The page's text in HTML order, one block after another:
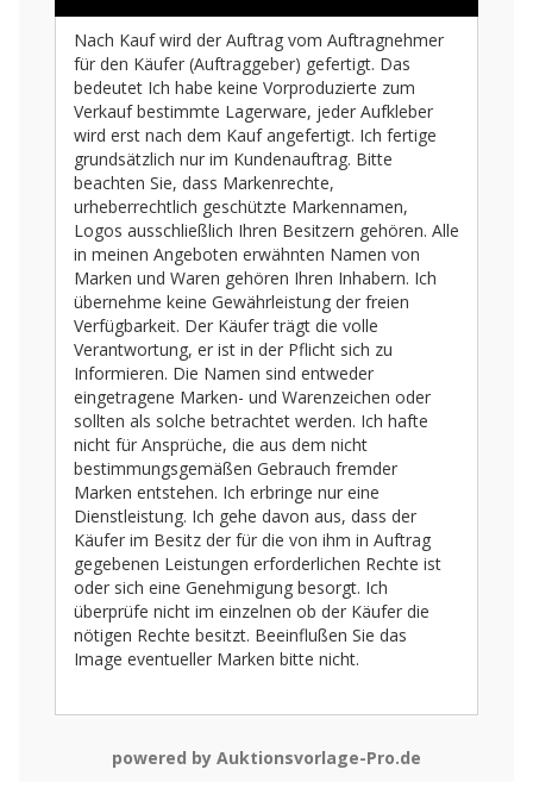
Nach Kauf wird der Auftrag vom Auftragnehmer
für den Käufer (Auftraggeber) gefertigt. Das
bedeutet Ich habe keine Vorproduzierte zum
Verkauf bestimmte Lagerware, jeder Aufkleber
wird erst nach dem Kauf angefertigt. Ich fertige
grundsätzlich nur im Kundenauftrag. Bitte
beachten Sie, dass Markenrechte,
urheberrechtlich geschützte Markennamen,
Logos ausschließlich Ihren Besitzern gehören. Alle
in meinen Angeboten erwähnten Namen von
Marken und Waren gehören Ihren Inhabern. Ich
übernehme keine Gewährleistung der freien
Verfügbarkeit. Der Käufer trägt die volle
Verantwortung, er ist in der Pflicht sich zu
Informieren. Die Namen sind entweder
eingetragene Marken- und Warenzeichen oder
sollten als solche betrachtet werden. Ich hafte
nicht für Ansprüche, die aus dem nicht
bestimmungsgemäßen Gebrauch fremder
Marken entstehen. Ich erbringe nur eine
Dienstleistung. Ich gehe davon aus, dass der
Käufer im Besitz der für die von ihm in Auftrag
gegebenen Leistungen erforderlichen Rechte ist
oder sich eine Genehmigung besorgt. Ich
überprüfe nicht im einzelnen ob der Käufer die
nötigen Rechte besitzt. Beeinflußen Sie das
Image eventueller Marken bitte nicht.
powered by Auktionsvorlage-Pro.de